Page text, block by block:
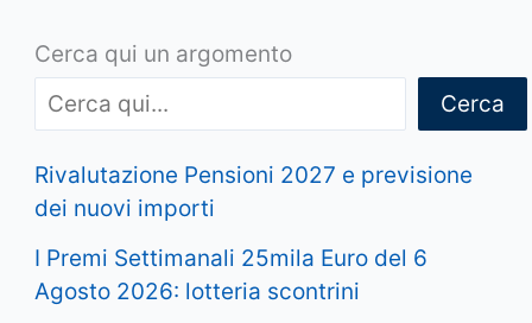
Cerca qui un argomento
Cerca
Rivalutazione Pensioni 2027 e previsione
dei nuovi importi
I Premi Settimanali 25mila Euro del 6
Agosto 2026: lotteria scontrini